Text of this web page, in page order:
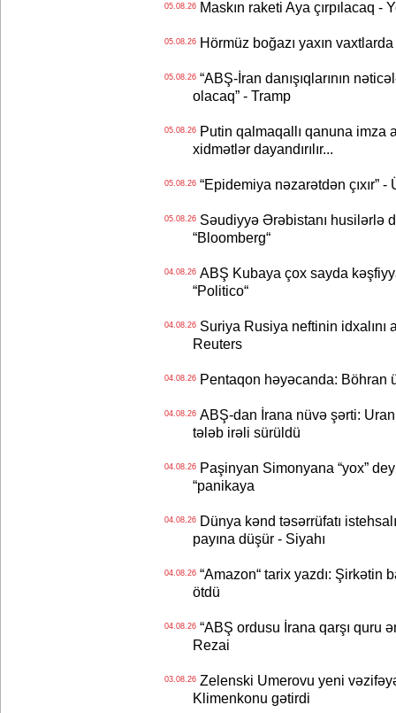
05.08.26Maskın raketi Aya çırpılacaq -
05.08.26Hörmüz boğazı yaxın
05.08.26“ABŞ-İran danışıqlarının
olacaq” - Tramp
05.08.26Putin qalmaqallı qanuna imza
xidmətlər dayandırılır...
05.08.26“Epidemiya nəzarətdən çıxır” -
05.08.26Səudiyyə Ərəbistanı husilərlə
“Bloomberg“
04.08.26ABŞ Kubaya çox sayda
“Politico“
04.08.26Suriya Rusiya neftinin idxalını
Reuters
04.08.26Pentaqon həyəcanda: Böhran
04.08.26ABŞ-dan İrana nüvə şərti: Uran
tələb irəli sürüldü
04.08.26Paşinyan Simonyana “yox”
“panikaya
04.08.26Dünya kənd təsərrüfatı
payına düşür - Siyahı
04.08.26“Amazon“ tarix yazdı: Şirkətin
ötdü
04.08.26“ABŞ ordusu İrana qarşı quru
Rezai
03.08.26Zelenski Umerovu yeni
Klimenkonu gətirdi